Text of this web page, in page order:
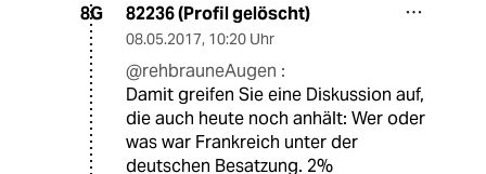
8G 82236 (Profil gelöscht)
08.05.2017, 10:20 Uhr
@rehbrauneAugen :
Damit greifen Sie eine Diskussion auf,
die auch heute noch anhält: Wer oder
was war Frankreich unter der
deutschen Besatzung. 2%